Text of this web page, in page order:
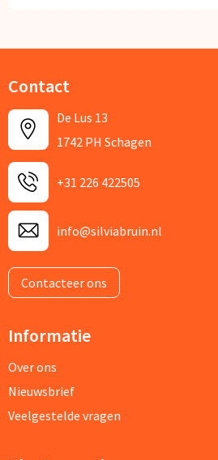
Contact
De Lus 13
1742 PH Schagen
+31 226 422505
info@silviabruin.nl
Contacteer ons
Informatie
Over ons
Nieuwsbrief
Veelgestelde vragen